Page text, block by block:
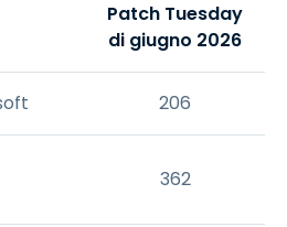
Patch Tuesday
di giugno 2026
206
362